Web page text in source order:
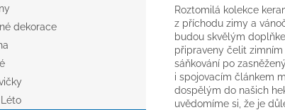
dekorace
Roztomilá kolekce
z příchodu zimy a
budou skvělým
připraveny čelit
sáňkování po
i spojovacím článkem
dospělým do našich
uvědomíme si, že je